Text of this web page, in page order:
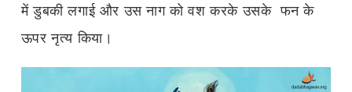
में डुबकी लगाई और उस नाग को वश करके उसके फन के
ऊपर नृत्य किया।